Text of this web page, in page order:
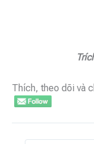
Thích, theo dõi và